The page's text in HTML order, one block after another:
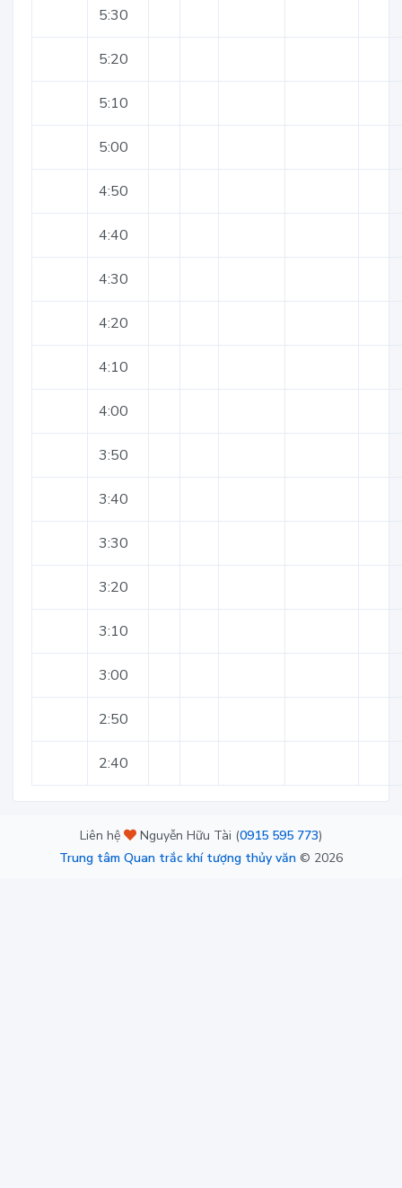
5:30
5:20
5:10
5:00
4:50
4:40
4:30
4:20
4:10
4:00
3:50
3:40
3:30
3:20
3:10
3:00
2:50
2:40
Liên hệ Nguyễn Hữu Tài (0915 595 773)
Trung tâm Quan trắc khí tượng thủy văn © 2026